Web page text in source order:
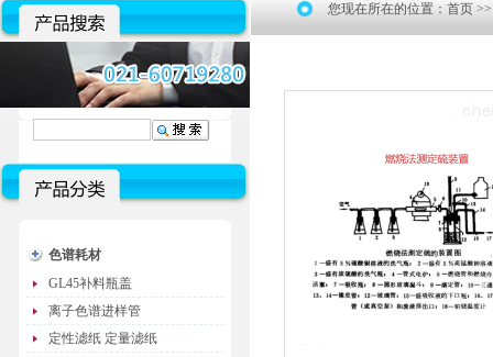
色谱耗材
GL45补料瓶盖
离子色谱进样管
定性滤纸 定量滤纸
您现在所在的位置： 首页